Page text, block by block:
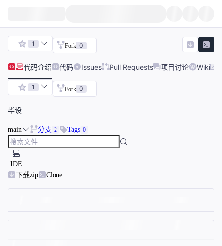
1 Fork 0
代码介绍 代码 Issues Pull Requests 项目讨论 Wiki
1 Fork 0
毕设
main 分支 2 Tags 0
IDE
下载zip
Clone